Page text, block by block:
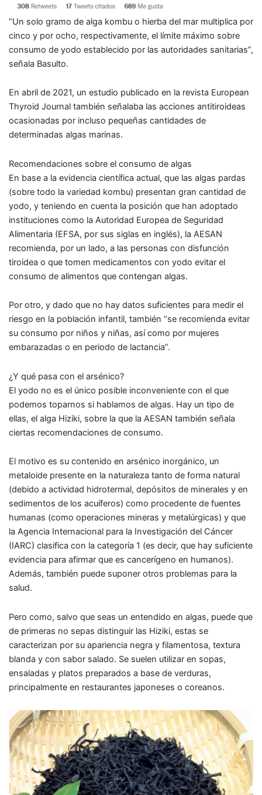
“Un solo gramo de alga kombu o hierba del mar multiplica por
cinco y por ocho, respectivamente, el límite máximo sobre
consumo de yodo establecido por las autoridades sanitarias”,
señala Basulto.
En abril de 2021, un estudio publicado en la revista European
Thyroid Journal también señalaba las acciones antitiroideas
ocasionadas por incluso pequeñas cantidades de
determinadas algas marinas.
Recomendaciones sobre el consumo de algas
En base a la evidencia científica actual, que las algas pardas
(sobre todo la variedad kombu) presentan gran cantidad de
yodo, y teniendo en cuenta la posición que han adoptado
instituciones como la Autoridad Europea de Seguridad
Alimentaria (EFSA, por sus siglas en inglés), la AESAN
recomienda, por un lado, a las personas con disfunción
tiroidea o que tomen medicamentos con yodo evitar el
consumo de alimentos que contengan algas.
Por otro, y dado que no hay datos suficientes para medir el
riesgo en la población infantil, también “se recomienda evitar
su consumo por niños y niñas, así como por mujeres
embarazadas o en periodo de lactancia”.
¿Y qué pasa con el arsénico?
El yodo no es el único posible inconveniente con el que
podemos toparnos si hablamos de algas. Hay un tipo de
ellas, el alga Hiziki, sobre la que la AESAN también señala
ciertas recomendaciones de consumo.
El motivo es su contenido en arsénico inorgánico, un
metaloide presente en la naturaleza tanto de forma natural
(debido a actividad hidrotermal, depósitos de minerales y en
sedimentos de los acuíferos) como procedente de fuentes
humanas (como operaciones mineras y metalúrgicas) y que
la Agencia Internacional para la Investigación del Cáncer
(IARC) clasifica con la categoría 1 (es decir, que hay suficiente
evidencia para afirmar que es cancerígeno en humanos).
Además, también puede suponer otros problemas para la
salud.
Pero como, salvo que seas un entendido en algas, puede que
de primeras no sepas distinguir las Hiziki, estas se
caracterizan por su apariencia negra y filamentosa, textura
blanda y con sabor salado. Se suelen utilizar en sopas,
ensaladas y platos preparados a base de verduras,
principalmente en restaurantes japoneses o coreanos.